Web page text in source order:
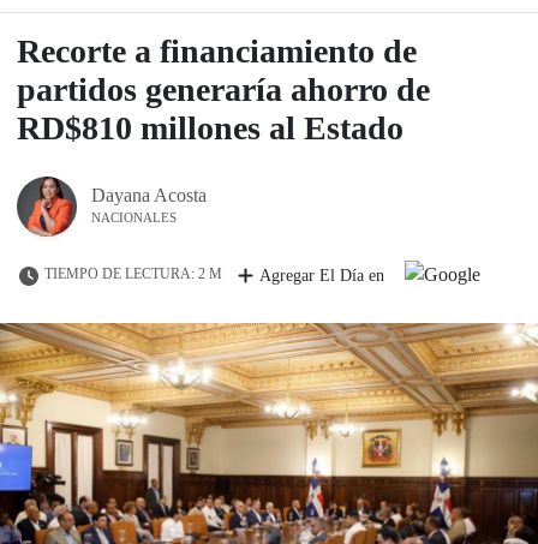
Recorte a financiamiento de
partidos generaría ahorro de
RD$810 millones al Estado
Dayana Acosta
NACIONALES
TIEMPO DE LECTURA: 2 M Agregar El Día en